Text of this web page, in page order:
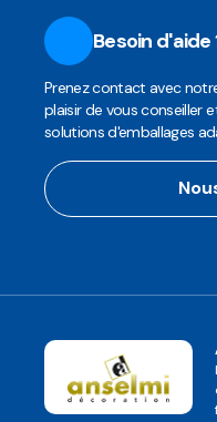
Besoin d'aide
Prenez contact avec
plaisir de vous conseiller
solutions d'emballages